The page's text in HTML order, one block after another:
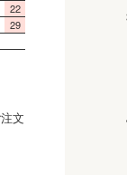
22
29
文